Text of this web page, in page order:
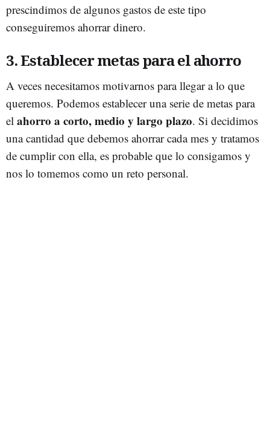
prescindimos de algunos gastos de este tipo
conseguiremos ahorrar dinero.
3. Establecer metas para el ahorro
A veces necesitamos motivarnos para llegar a lo que
queremos. Podemos establecer una serie de metas para
el ahorro a corto, medio y largo plazo. Si decidimos
una cantidad que debemos ahorrar cada mes y tratamos
de cumplir con ella, es probable que lo consigamos y
nos lo tomemos como un reto personal.